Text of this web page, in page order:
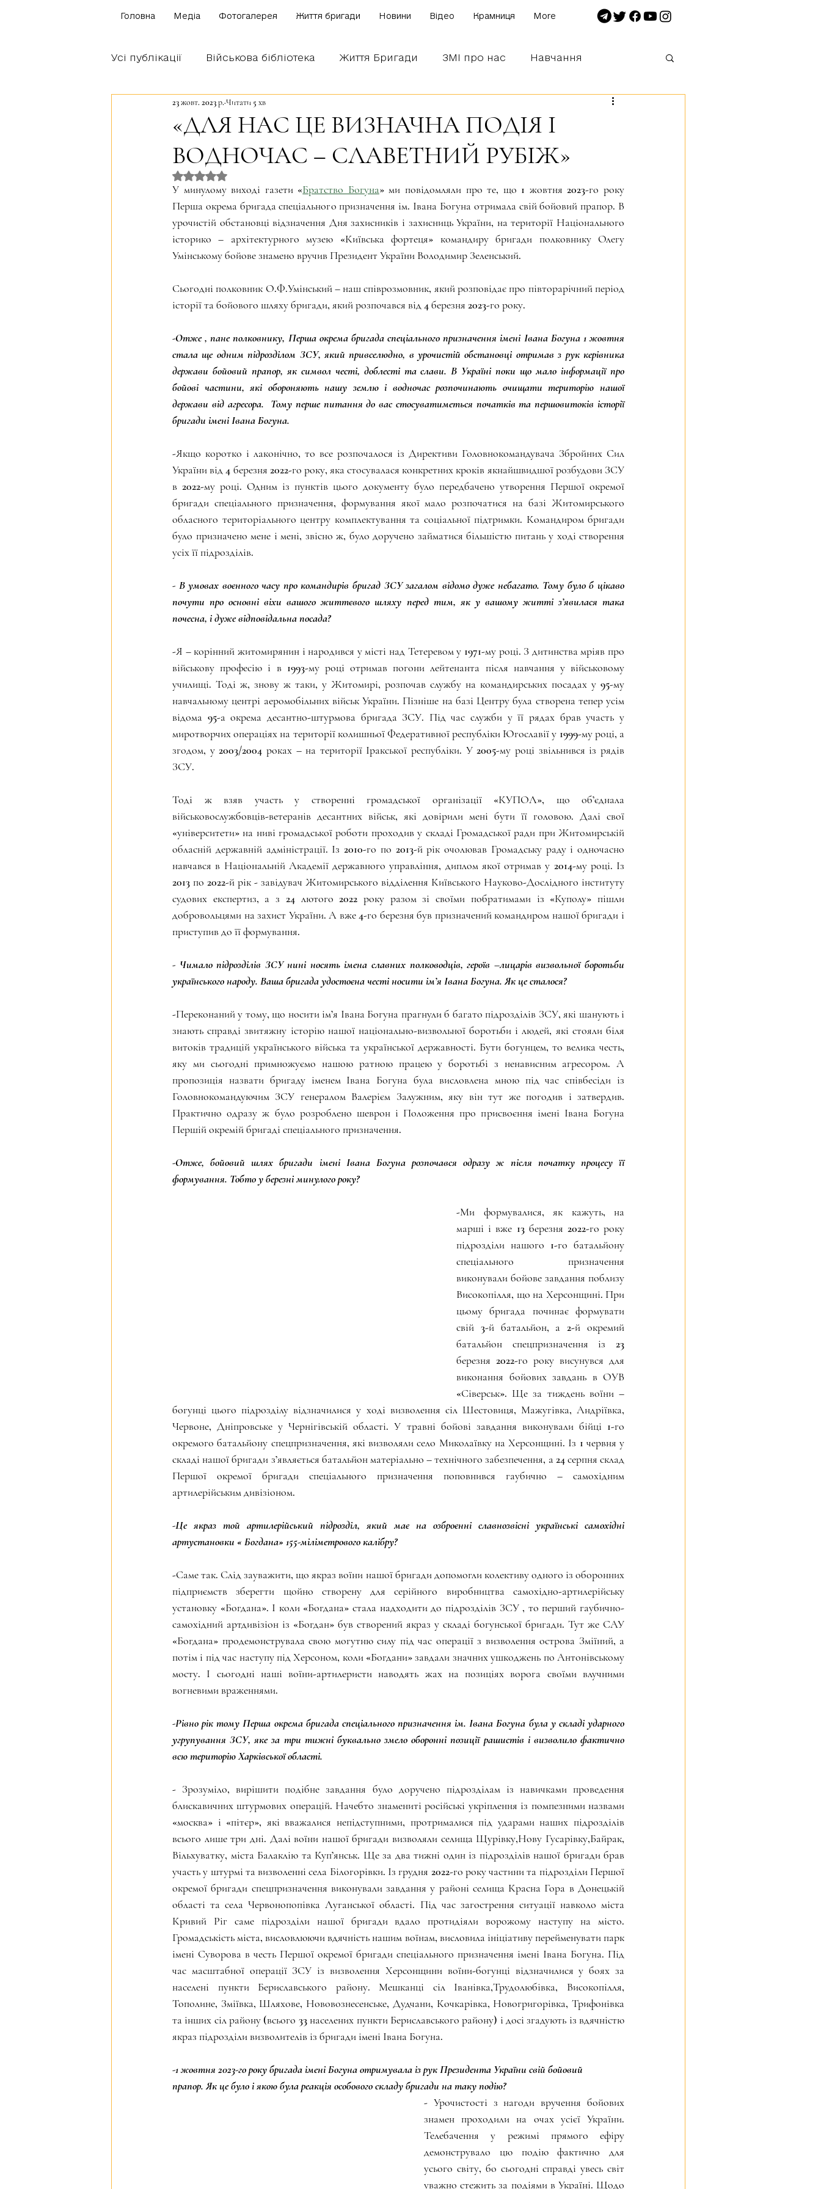
Головна Медіа Фотогалерея Життя бригади Новини Відео Крамниця More
Усі публікації Військова бібліотека Життя Бригади ЗМІ про нас Навчання
Щоденник бійця Блог наших бійців
Братство Богуна
«ДЛЯ НАС ЦЕ ВИЗНАЧНА ПОДІЯ І
ВОДНОЧАС – СЛАВЕТНИЙ РУБІЖ»
23 жовт. 2023 р. Читати 5 хв
Оцінка: NaN з 5 зірок.
У минулому виході газети «Братство Богуна» ми повідомляли про те, що 1 жовтня 2023-го року
Перша окрема бригада спеціального призначення ім. Івана Богуна отримала свій бойовий прапор. В
урочистій обстановці відзначення Дня захисників і захисниць України, на території Національного
історико – архітектурного музею «Київська фортеця» командиру бригади полковнику Олегу
Умінському бойове знамено вручив Президент України Володимир Зеленський.
Сьогодні полковник О.Ф.Умінський – наш співрозмовник, який розповідає про півторарічний період
історії та бойового шляху бригади, який розпочався від 4 березня 2023-го року.
-Отже , пане полковнику, Перша окрема бригада спеціального призначення імені Івана Богуна 1 жовтня
стала ще одним підрозділом ЗСУ, який привселюдно, в урочистій обстановці отримав з рук керівника
держави бойовий прапор, як символ честі, доблесті та слави. В Україні поки що мало інформації про
бойові частини, які обороняють нашу землю і водночас розпочинають очищати територію нашої
держави від агресора.  Тому перше питання до вас стосуватиметься початків та першовитоків історії
бригади імені Івана Богуна.
-Якщо коротко і лаконічно, то все розпочалося із Директиви Головнокомандувача Збройних Сил
України від 4 березня 2022-го року, яка стосувалася конкретних кроків якнайшвидшої розбудови ЗСУ
в 2022-му році. Одним із пунктів цього документу було передбачено утворення Першої окремої
бригади спеціального призначення, формування якої мало розпочатися на базі Житомирського
обласного територіального центру комплектування та соціальної підтримки. Командиром бригади
було призначено мене і мені, звісно ж, було доручено займатися більшістю питань у ході створення
усіх її підрозділів.
- В умовах воєнного часу про командирів бригад ЗСУ загалом відомо дуже небагато. Тому було б цікаво
почути про основні віхи вашого життєвого шляху перед тим, як у вашому житті з’явилася така
почесна, і дуже відповідальна посада?
-Я – корінний житомирянин і народився у місті над Тетеревом у 1971-му році. З дитинства мріяв про
військову професію і в 1993-му році отримав погони лейтенанта після навчання у військовому
училищі. Тоді ж, знову ж таки, у Житомирі, розпочав службу на командирських посадах у 95-му
навчальному центрі аеромобільних військ України. Пізніше на базі Центру була створена тепер усім
відома 95-а окрема десантно-штурмова бригада ЗСУ. Під час служби у її рядах брав участь у
миротворчих операціях на території колишньої Федеративної республіки Югославії у 1999-му році, а
згодом, у 2003/2004 роках – на території Іракської республіки. У 2005-му році звільнився із рядів
ЗСУ.
Тоді ж взяв участь у створенні громадської організації «КУПОЛ», що об’єднала
військовослужбовців-ветеранів десантних військ, які довірили мені бути її головою. Далі свої
«університети» на ниві громадської роботи проходив у складі Громадської ради при Житомирській
обласній державній адміністрації. Із 2010-го по 2013-й рік очолював Громадську раду і одночасно
навчався в Національній Академії державного управління, диплом якої отримав у 2014-му році. Із
2013 по 2022-й рік - завідувач Житомирського відділення Київського Науково-Дослідного інституту
судових експертиз, а з 24 лютого 2022 року разом зі своїми побратимами із «Куполу» пішли
добровольцями на захист України. А вже 4-го березня був призначений командиром нашої бригади і
приступив до її формування.
- Чимало підрозділів ЗСУ нині носять імена славних полководців, героїв –лицарів визвольної боротьби
українського народу. Ваша бригада удостоєна честі носити ім’я Івана Богуна. Як це сталося?
-Переконаний у тому, що носити ім’я Івана Богуна прагнули б багато підрозділів ЗСУ, які шанують і
знають справді звитяжну історію нашої національно-визвольної боротьби і людей, які стояли біля
витоків традицій українського війська та української державності. Бути богунцем, то велика честь,
яку ми сьогодні примножуємо нашою ратною працею у боротьбі з ненависним агресором. А
пропозиція назвати бригаду іменем Івана Богуна була висловлена мною під час співбесіди із
Головнокомандуючим ЗСУ генералом Валерієм Залужним, яку він тут же погодив і затвердив.
Практично одразу ж було розроблено шеврон і Положення про присвоєння імені Івана Богуна
Першій окремій бригаді спеціального призначення.
-Отже, бойовий шлях бригади імені Івана Богуна розпочався одразу ж після початку процесу її
формування. Тобто у березні минулого року?
-Ми формувалися, як кажуть, на
марші і вже 13 березня 2022-го року
підрозділи нашого 1-го батальйону
спеціального призначення
виконували бойове завдання поблизу
Високопілля, що на Херсонщині. При
цьому бригада починає формувати
свій 3-й батальйон, а 2-й окремий
батальйон спецпризначення із 23
березня 2022-го року висунувся для
виконання бойових завдань в ОУВ
«Сіверськ». Ще за тиждень воїни –
богунці цього підрозділу відзначилися у ході визволення сіл Шестовиця, Мажугівка, Андріївка,
Червоне, Дніпровське у Чернігівській області. У травні бойові завдання виконували бійці 1-го
окремого батальйону спецпризначення, які визволяли село Миколаївку на Херсонщині. Із 1 червня у
складі нашої бригади з’являється батальйон матеріально – технічного забезпечення, а 24 серпня склад
Першої окремої бригади спеціального призначення поповнився гаубично – самохідним
артилерійським дивізіоном.
-Це якраз той артилерійський підрозділ, який має на озброєнні славнозвісні українські самохідні
артустановки « Богдана» 155-міліметрового калібру?
-Саме так. Слід зауважити, що якраз воїни нашої бригади допомогли колективу одного із оборонних
підприємств зберегти щойно створену для серійного виробництва самохідно-артилерійську
установку «Богдана». І коли «Богдана» стала надходити до підрозділів ЗСУ , то перший гаубично-
самохідний артдивізіон із «Богдан» був створений якраз у складі богунської бригади. Тут же САУ
«Богдана» продемонструвала свою могутню силу під час операції з визволення острова Зміїний, а
потім і під час наступу під Херсоном, коли «Богдани» завдали значних ушкоджень по Антонівському
мосту. І сьогодні наші воїни-артилеристи наводять жах на позиціях ворога своїми влучними
вогневими враженнями.
-Рівно рік тому Перша окрема бригада спеціального призначення ім. Івана Богуна була у складі ударного
угрупування ЗСУ, яке за три тижні буквально змело оборонні позиції рашистів і визволило фактично
всю територію Харківської області.
- Зрозуміло, вирішити подібне завдання було доручено підрозділам із навичками проведення
блискавичних штурмових операцій. Начебто знамениті російські укріплення із помпезними назвами
«москва» і «пітєр», які вважалися непідступними, протрималися під ударами наших підрозділів
всього лише три дні. Далі воїни нашої бригади визволяли селища Щурівку,Нову Гусарівку,Байрак,
Вільхуватку, міста Балаклію та Куп’янськ. Ще за два тижні один із підрозділів нашої бригади брав
участь у штурмі та визволенні села Білогорівки. Із грудня 2022-го року частини та підрозділи Першої
окремої бригади спецпризначення виконували завдання у районі селища Красна Гора в Донецькій
області та села Червонопопівка Луганської області. Під час загострення ситуації навколо міста
Кривий Ріг саме підрозділи нашої бригади вдало протидіяли ворожому наступу на місто.
Громадськість міста, висловлюючи вдячність нашим воїнам, висловила ініціативу перейменувати парк
імені Суворова в честь Першої окремої бригади спеціального призначення імені Івана Богуна. Під
час масштабної операції ЗСУ із визволення Херсонщини воїни-богунці відзначилися у боях за
населені пункти Бериславського району. Мешканці сіл Іванівка,Трудолюбівка, Високопілля,
Тополине, Зміївка, Шляхове, Нововознесенське, Дудчани, Кочкарівка, Новогригорівка, Трифонівка
та інших сіл району (всього 33 населених пункти Бериславського району) і досі згадують із вдячністю
якраз підрозділи визволителів із бригади імені Івана Богуна.
-1 жовтня 2023-го року бригада імені Богуна отримувала із рук Президента України свій бойовий
прапор. Як це було і якою була реакція особового складу бригади на таку подію?
- Урочистості з нагоди вручення бойових
знамен проходили на очах усієї України.
Телебачення у режимі прямого ефіру
демонструвало цю подію фактично для
усього світу, бо сьогодні справді увесь світ
уважно стежить за подіями в Україні. Щодо